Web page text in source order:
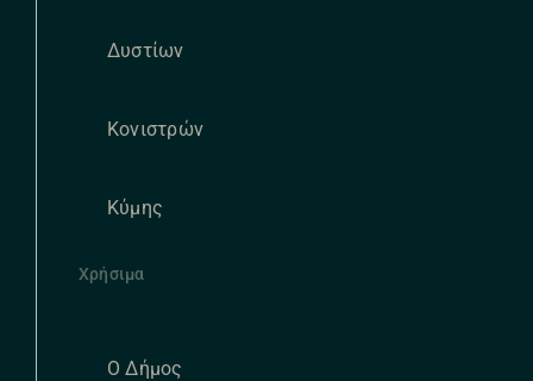
Δυστίων
Κονιστρών
Κύμης
Χρήσιμα
Ο Δήμος